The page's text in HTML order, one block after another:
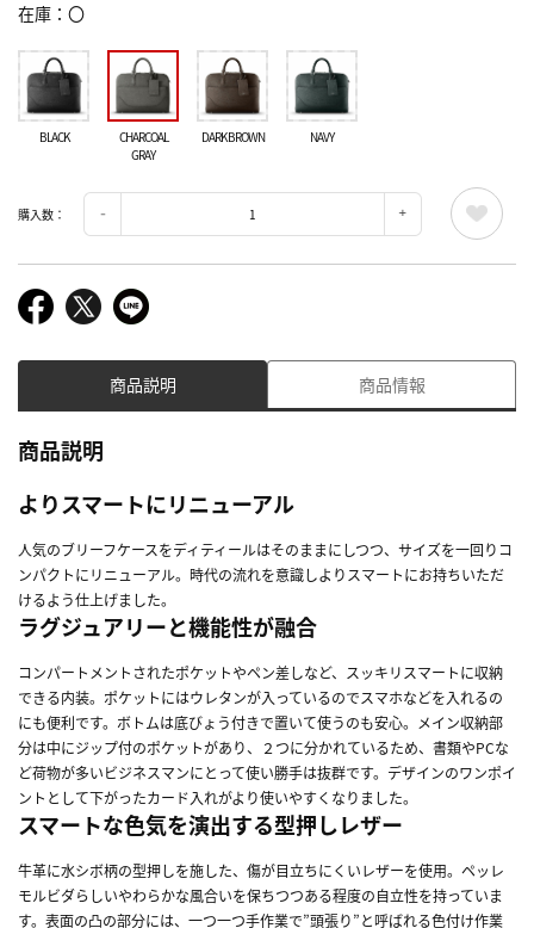
在庫 〇
BLACK
CHARCOAL
GRAY
DARK BROWN NAVY
購入数：
商品説明 商品情報
商品説明
よりスマートにリニューアル
人気のブリーフケースをディティールはそのままにしつつ、サイズを一回りコ
ンパクトにリニューアル。時代の流れを意識しよりスマートにお持ちいただ
けるよう仕上げました。
ラグジュアリーと機能性が融合
コンパートメントされたポケットやペン差しなど、スッキリスマートに収納
できる内装。ポケットにはウレタンが入っているのでスマホなどを入れるの
にも便利です。ボトムは底びょう付きで置いて使うのも安心。メイン収納部
分は中にジップ付のポケットがあり、２つに分かれているため、書類やPCな
ど荷物が多いビジネスマンにとって使い勝手は抜群です。デザインのワンポイ
ントとして下がったカード入れがより使いやすくなりました。
スマートな色気を演出する型押しレザー
牛革に水シボ柄の型押しを施した、傷が目立ちにくいレザーを使用。ペッレ
モルビダらしいやわらかな風合いを保ちつつある程度の自立性を持っていま
す。表面の凸の部分には、一つ一つ手作業で”頭張り”と呼ばれる色付け作業